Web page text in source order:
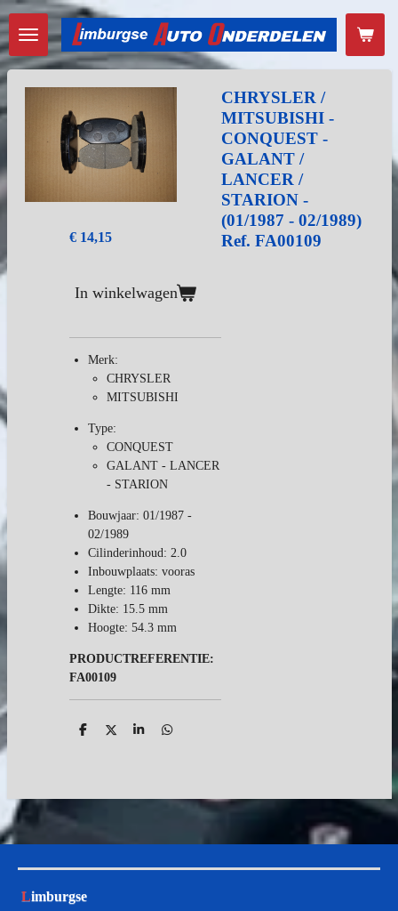
Ga
direct
naar
de
hoofdinhoud
CHRYSLER /
MITSUBISHI -
CONQUEST -
GALANT /
LANCER /
STARION -
(01/1987 - 02/1989)
Ref. FA00109
€ 14,15
In winkelwagen
Merk:
CHRYSLER
MITSUBISHI
Type:
CONQUEST
GALANT - LANCER
- STARION
Bouwjaar: 01/1987 -
02/1989
Cilinderinhoud: 2.0
Inbouwplaats: vooras
Lengte: 116 mm
Dikte: 15.5 mm
Hoogte: 54.3 mm
PRODUCTREFERENTIE:
FA00109
D
D
S
D
Limburgse